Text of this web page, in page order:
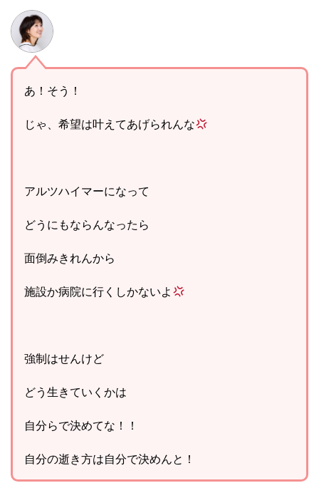
あ！そう！
じゃ、希望は叶えてあげられんな
アルツハイマーになって
どうにもならんなったら
面倒みきれんから
施設か病院に行くしかないよ
強制はせんけど
どう生きていくかは
自分らで決めてな！！
自分の逝き方は自分で決めんと！